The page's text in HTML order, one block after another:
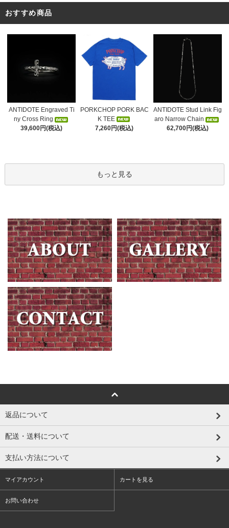
おすすめ商品
ANTIDOTE Engraved Ti
ny Cross Ring
39,600円(税込)
PORKCHOP PORK BAC
K TEE
7,260円(税込)
ANTIDOTE Stud Link Fig
aro Narrow Chain
62,700円(税込)
もっと見る
返品について
配送・送料について
支払い方法について
マイアカウント カートを見る
お問い合わせ